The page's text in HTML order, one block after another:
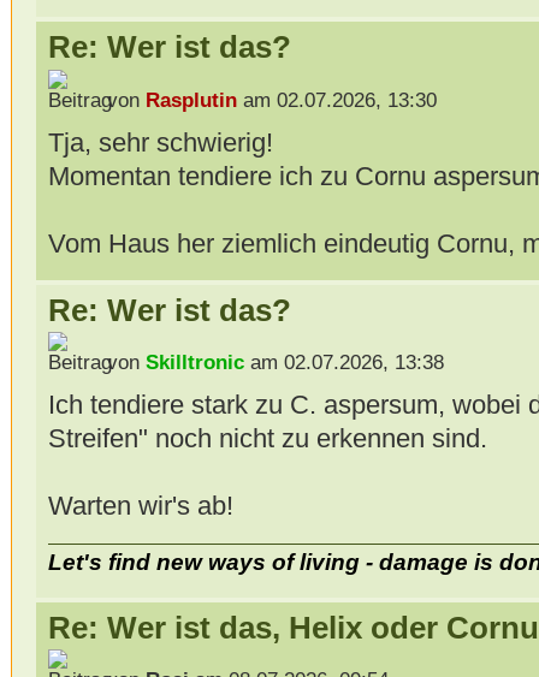
Re: Wer ist das?
von Rasplutinam 02.07.2026, 13:30
Tja, sehr schwierig!
Momentan tendiere ich zu Cornu
Vom Haus her ziemlich eindeutig Cornu,
Re: Wer ist das?
von Skilltronicam 02.07.2026, 13:38
Ich tendiere stark zu C. aspersum, wobei
Streifen" noch nicht zu erkennen sind.
Warten wir's ab!
Let's find new ways of living - damage is
Re: Wer ist das, Helix oder